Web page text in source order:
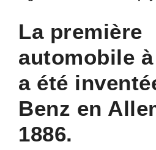
La première
automobile
a été
Benz en
1886.